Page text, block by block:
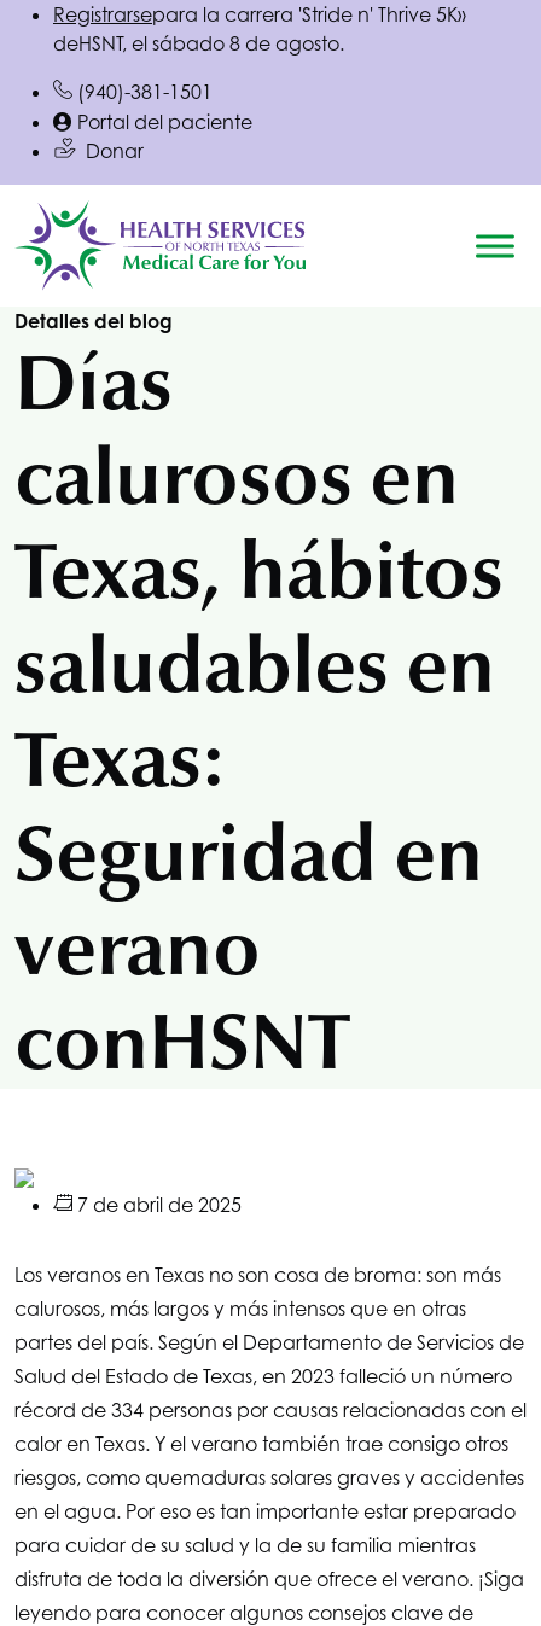
Registrarsepara la carrera 'Stride n' Thrive 5K»
deHSNT, el sábado 8 de agosto.
(940)-381-1501
Portal del paciente
Donar
Detalles del blog
Días
calurosos en
Texas, hábitos
saludables en
Texas:
Seguridad en
verano
conHSNT
7 de abril de 2025
Los veranos en Texas no son cosa de broma: son más
calurosos, más largos y más intensos que en otras
partes del país. Según el Departamento de Servicios de
Salud del Estado de Texas, en 2023 falleció un número
récord de 334 personas por causas relacionadas con el
calor en Texas. Y el verano también trae consigo otros
riesgos, como quemaduras solares graves y accidentes
en el agua. Por eso es tan importante estar preparado
para cuidar de su salud y la de su familia mientras
disfruta de toda la diversión que ofrece el verano. ¡Siga
leyendo para conocer algunos consejos clave de